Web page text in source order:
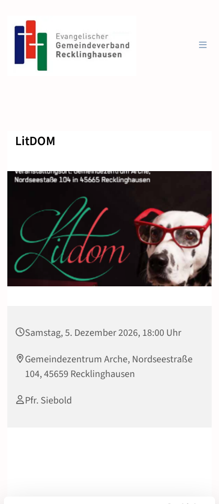
LitDOM
Samstag, 5. Dezember 2026, 18:00 Uhr
Gemeindezentrum Arche, Nordseestraße
104, 45659 Recklinghausen
Pfr. Siebold